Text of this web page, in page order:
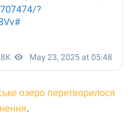
озеро перетворилося
.